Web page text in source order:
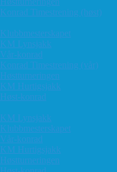
Konrad Timestrening (høst)
Klubbmesterskapet
KM Lynsjakk
Vår-konrad
Konrad Timestrening (vår)
Høstturneringen
KM Hurtigsjakk
Høst-konrad
KM Lynsjakk
Klubbmesterskapet
Vår-konrad
KM Hurtigsjakk
Høstturneringen